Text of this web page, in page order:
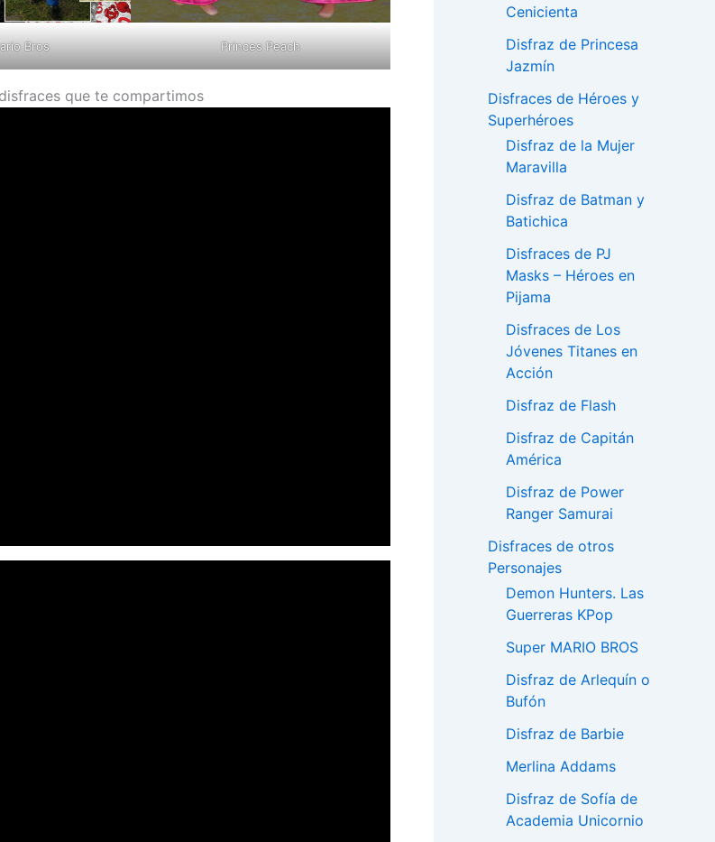
Bros Princes Peach
que te compartimos
Cenicienta
Disfraz de Princesa
Jazmín
Disfraces de Héroes y
Superhéroes
Disfraz de la Mujer
Maravilla
Disfraz de Batman y
Batichica
Disfraces de PJ
Masks – Héroes en
Pijama
Disfraces de Los
Jóvenes Titanes en
Acción
Disfraz de Flash
Disfraz de Capitán
América
Disfraz de Power
Ranger Samurai
Disfraces de otros
Personajes
Demon Hunters. Las
Guerreras KPop
Super MARIO BROS
Disfraz de Arlequín o
Bufón
Disfraz de Barbie
Merlina Addams
Disfraz de Sofía de
Academia Unicornio